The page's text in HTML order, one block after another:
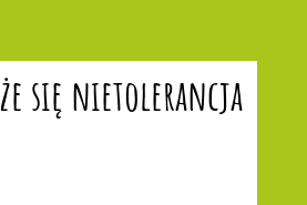
się nietolerancja